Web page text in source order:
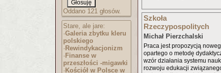
Oddano 121 głosów.
Stare, ale jare:
·Galeria zbytku kleru
polskiego
· Rewindykacjonizm
· Finanse w
przeszłości -migawki
· Kościół w Polsce w
Szkoła
Rzeczypospolitych
Michał Pierzchalski
Praca jest propozycją
opartego o metodę
wzór działania systemu
rozwoju edukacji